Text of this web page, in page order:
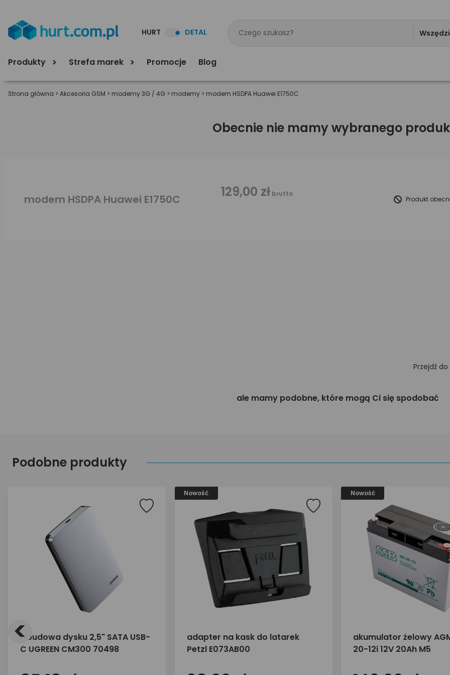
HURT DETAL
Produkty Strefa marek Promocje Blog
Strona główna > Akcesoria GSM > modemy 3G / 4G > modemy > modem HSDPA Huawei E1750C
Obecnie nie mamy wybranego
modem HSDPA Huawei E1750C 129,00 zł brutto
Produkt
Przejdź do
ale mamy podobne, które mogą Ci się spodobać
Podobne produkty
Obudowa dysku 2,5" SATA USB-
C UGREEN CM300 70498
Nowość
adapter na kask do latarek
Petzl E073AB00
Nowość
akumulator żelowy AGM
20-12i 12V 20Ah M5
<